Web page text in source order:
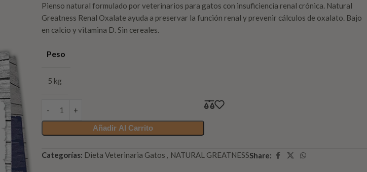
Pienso natural formulado por veterinarios para gatos con insuficiencia renal crónica. Natural
Greatness Renal Oxalate ayuda a preservar la función renal y prevenir cálculos de oxalato. Bajo
en calcio y vitamina D. Sin cereales.
Peso
5 kg
Añadir Al Carrito
Categorías: Dieta Veterinaria Gatos NATURAL GREATNESSShare: